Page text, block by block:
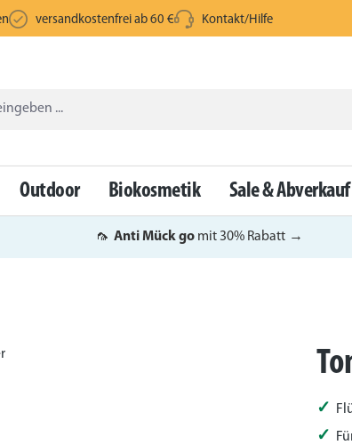
versandkostenfrei ab 60 € Kontakt/Hilfe
Outdoor Biokosmetik Sale & Abverkauf
🦟 Anti Mück gomit 30% Rabatt →